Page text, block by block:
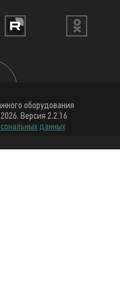
оборудования
Версия 2.2.16
данных